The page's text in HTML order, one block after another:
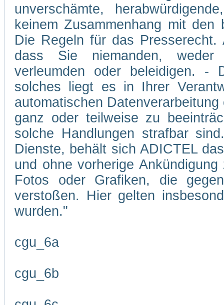
unverschämte,
keinem Zusammenhang mit
Die Regeln für das
dass Sie niemanden, weder
verleumden oder beleidigen. -
solches liegt es in Ihrer
automatischen
ganz oder teilweise zu
solche Handlungen strafbar
Dienste, behält sich ADICTEL
und ohne vorherige
Fotos oder Grafiken, die
verstoßen. Hier gelten
wurden."
cgu_6a
cgu_6b